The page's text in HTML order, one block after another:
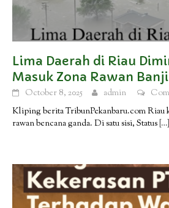
Lima Daerah di Riau
Masuk Zona Rawan
October 8, 2025 admin
Kliping berita TribunPekanbaru.com Riau
rawan bencana ganda. Di satu sisi, Status […]